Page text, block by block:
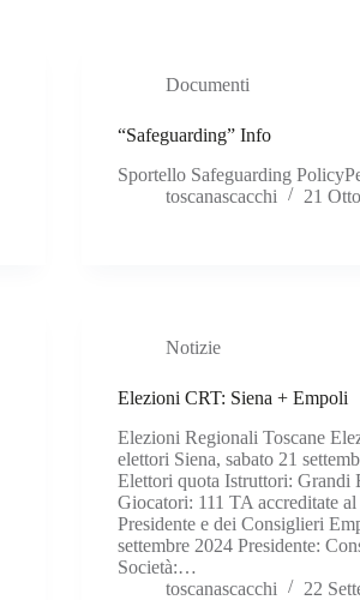
Documenti
“Safeguarding” Info
Sportello Safeguarding
toscanascacchi
21
Notizie
Elezioni CRT: Siena + Empoli
Elezioni Regionali Toscane
elettori Siena, sabato 21
Elettori quota Istruttori: Grandi
Giocatori: 111 TA accreditate
Presidente e dei Consiglieri
settembre 2024 Presidente:
Società:…
toscanascacchi
22